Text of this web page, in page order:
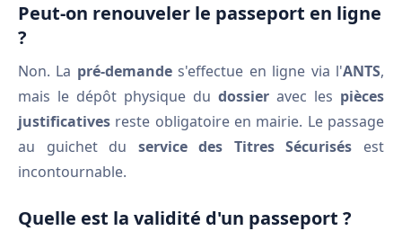
Peut-on renouveler le passeport en ligne
?
Non. La pré-demandes'effectue en ligne via l'ANTS,
mais le dépôt physique du dossier avec les pièces
justificatives reste obligatoire en mairie. Le passage
au guichet du service des Titres Sécurisés est
incontournable.
Quelle est la validité d'un passeport ?